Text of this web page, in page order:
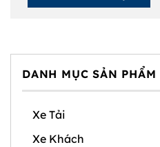
DANH MỤC SẢN PHẨM
Xe Tải
Xe Khách